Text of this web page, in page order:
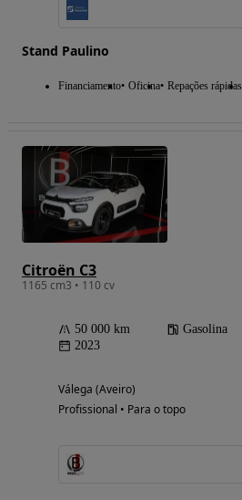
Stand Paulino
Financiamento Oficina Repações rápidas
Citroën C3
1165 cm3 • 110 cv
50 000 km Gasolina
2023
Válega (Aveiro)
Profissional • Para o topo